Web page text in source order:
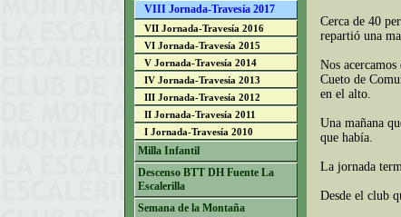
VIII Jornada-Travesía 2017
VII Jornada-Travesía 2016
VI Jornada-Travesía 2015
V Jornada-Travesía 2014
IV Jornada-Travesía 2013
III Jornada-Travesía 2012
II Jornada-Travesía 2011
I Jornada-Travesía 2010
Milla Infantil
Descenso BTT DH Fuente La
Escalerilla
Semana de la Montaña
Cerca de 40
repartió una
Nos
Cueto de
en el alto.
Una mañana
que había.
La jornada
Desde el club